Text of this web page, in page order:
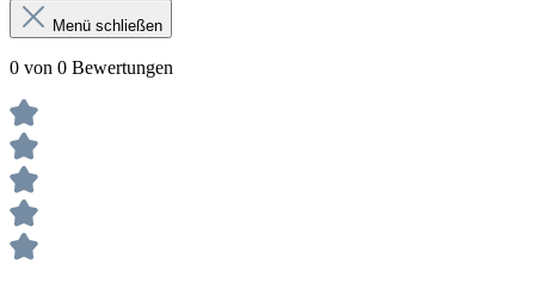
Menü schließen
0 von 0 Bewertungen